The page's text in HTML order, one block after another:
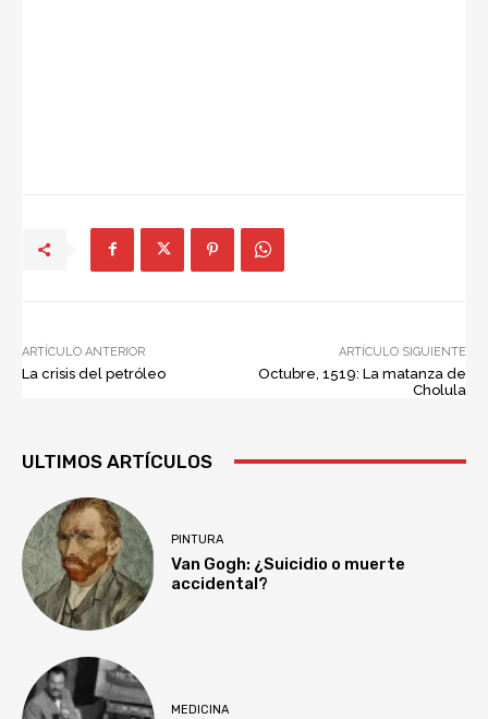
ARTÍCULO ANTERIOR
La crisis del petróleo
ARTÍCULO SIGUIENTE
Octubre, 1519: La matanza de
Cholula
ULTIMOS ARTÍCULOS
PINTURA
Van Gogh: ¿Suicidio o muerte
accidental?
MEDICINA